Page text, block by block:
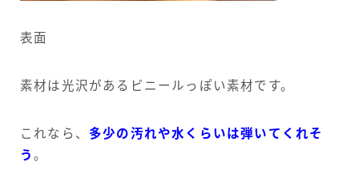
表面
素材は光沢があるビニールっぽい素材です。
これなら、 多少の汚れや水くらいは弾いてくれそ
う。